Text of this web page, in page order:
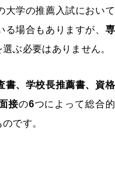
大学の推薦入試において
場合もありますが、 専
ぶ必要はありません。
書、学校長推薦書、資格
接の6つによって総合的
です。